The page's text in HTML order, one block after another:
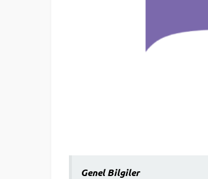
Genel Bilgiler